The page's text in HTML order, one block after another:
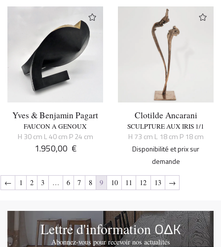
Yves & Benjamin Pagart
FAUCON A GENOUX
H 30 cm L 40 cm P 24 cm
1.950,00 €
Clotilde Ancarani
SCULPTURE AUX IRIS 1/1
H 73 cm L 18 cm P 18 cm
Disponibilité et prix sur
demande
← 1 2 3 … 6 7 8 9 10 11 12 13 →
Lettre d'informationOΔK
Abonnez-vous pour recevoir nos actualités